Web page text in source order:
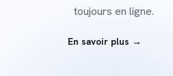
toujours en ligne.
En savoir plus →